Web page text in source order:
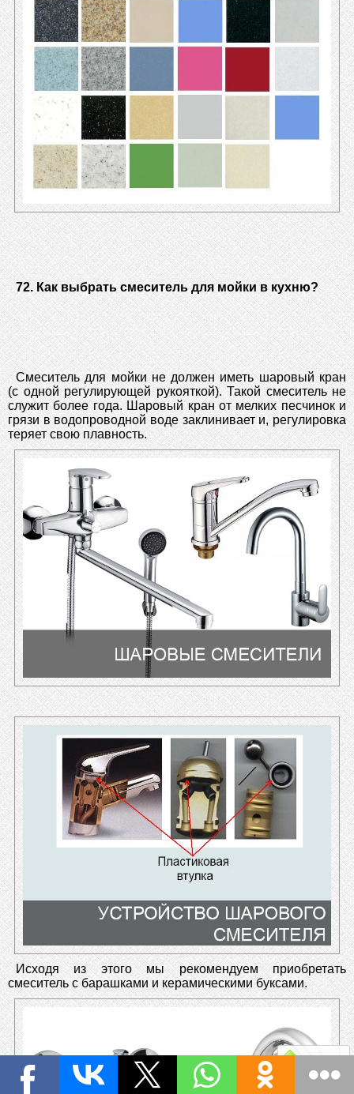
72. Как выбрать смеситель для мойки в кухню?
Смеситель для мойки не должен иметь шаровый кран
(с одной регулирующей рукояткой). Такой смеситель не
служит более года. Шаровый кран от мелких песчинок и
грязи в водопроводной воде заклинивает и, регулировка
теряет свою плавность.
Исходя из этого мы рекомендуем приобретать
смеситель с барашками и керамическими буксами.